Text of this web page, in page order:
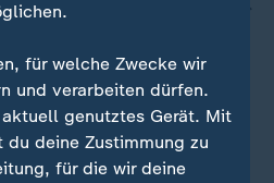
für welche Zwecke wir
und verarbeiten dürfen.
genutztes Gerät. Mit
deine Zustimmung zu
für die wir deine